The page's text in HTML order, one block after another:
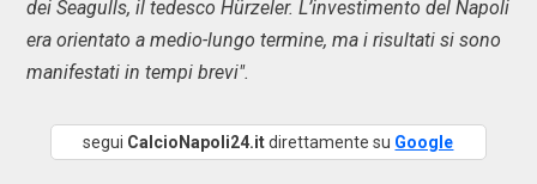
dei Seagulls, il tedesco Hürzeler. L’investimento del Napoli
era orientato a medio-lungo termine, ma i risultati si sono
manifestati in tempi brevi".
segui CalcioNapoli24.itdirettamente su Google